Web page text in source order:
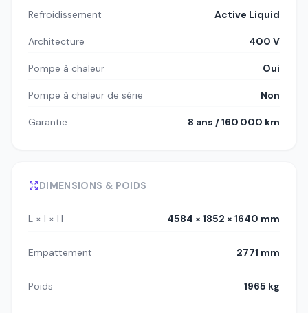
Refroidissement Active Liquid
Architecture 400 V
Pompe à chaleur Oui
Pompe à chaleur de série Non
Garantie 8 ans / 160 000 km
DIMENSIONS & POIDS
L × l × H 4584 × 1852 × 1640 mm
Empattement 2771 mm
Poids 1965 kg